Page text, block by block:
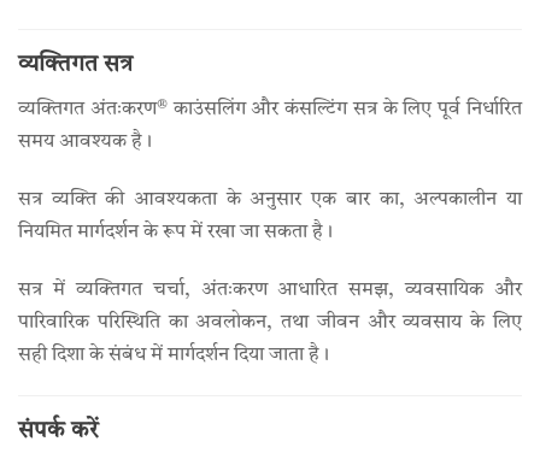
व्यक्तिगत सत्र
व्यक्तिगत अंतःकरण® काउंसलिंग और कंसल्टिंग सत्र के लिए पूर्व निर्धारित
समय आवश्यक है।
सत्र व्यक्ति की आवश्यकता के अनुसार एक बार का, अल्पकालीन या
नियमित मार्गदर्शन के रूप में रखा जा सकता है।
सत्र में व्यक्तिगत चर्चा, अंतःकरण आधारित समझ, व्यवसायिक और
पारिवारिक परिस्थिति का अवलोकन, तथा जीवन और व्यवसाय के लिए
सही दिशा के संबंध में मार्गदर्शन दिया जाता है।
संपर्क करें